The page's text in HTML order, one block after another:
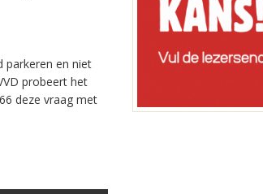
parkeren en niet
probeert het
deze vraag met